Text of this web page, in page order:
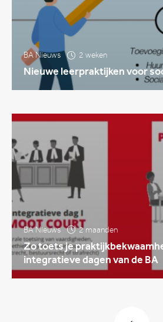
BA Nieuws 2 weken
Nieuwe leerpraktijken voor
BA Nieuws 2 maanden
Zo toets je
integratieve dagen van de BA